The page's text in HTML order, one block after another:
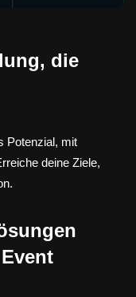
die
Potenzial, mit
deine Ziele,